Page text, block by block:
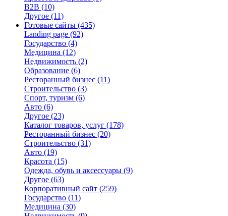
B2B (10)
Другое (11)
Готовые сайты (435)
Landing page (92)
Государство (4)
Медицина (12)
Недвижимость (2)
Образование (6)
Ресторанный бизнес (11)
Строительство (3)
Спорт, туризм (6)
Авто (6)
Другое (23)
Каталог товаров, услуг (178)
Ресторанный бизнес (20)
Строительство (31)
Авто (19)
Красота (15)
Одежда, обувь и аксессуары (9)
Другое (63)
Корпоративный сайт (259)
Государство (11)
Медицина (30)